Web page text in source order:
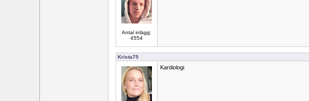
Antal inlägg:
4554
Krista75
Kardiologi